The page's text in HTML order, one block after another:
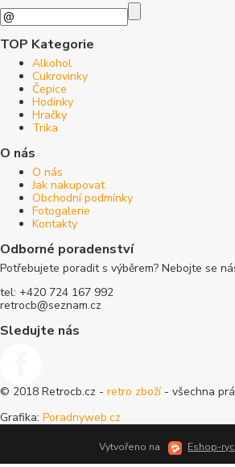
TOP Kategorie
Alkohol
Cukrovinky
Čepice
Hodinky
Hračky
Trika
O nás
O nás
Jak nakupovat
Obchodní podmínky
Fotogalerie
Kontakty
Odborné poradenství
Potřebujete poradit s výběrem? Nebojte se
tel: +420 724 167 992
retrocb@seznam.cz
Sledujte nás
© 2018 Retrocb.cz - retro zboží- všechna
Grafika: Poradnyweb.cz
Vytvořeno na Eshop-